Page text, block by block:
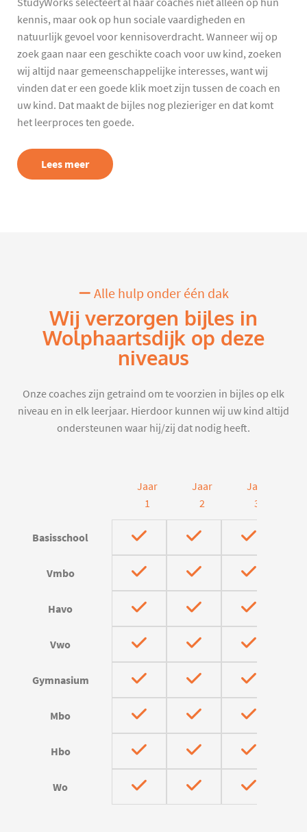
StudyWorks selecteert al haar coaches niet alleen op hun
kennis, maar ook op hun sociale vaardigheden en
natuurlijk gevoel voor kennisoverdracht. Wanneer wij op
zoek gaan naar een geschikte coach voor uw kind, zoeken
wij altijd naar gemeenschappelijke interesses, want wij
vinden dat er een goede klik moet zijn tussen de coach en
uw kind. Dat maakt de bijles nog plezieriger en dat komt
het leerproces ten goede.
Lees meer
Alle hulp onder één dak
Wij verzorgen bijles in
Wolphaartsdijk op deze
niveaus
Onze coaches zijn getraind om te voorzien in bijles op elk
niveau en in elk leerjaar. Hierdoor kunnen wij uw kind altijd
ondersteunen waar hij/zij dat nodig heeft.
Jaar
1
Jaar
2
Jaar
3
Basisschool
Vmbo
Havo
Vwo
Gymnasium
Mbo
Hbo
Wo